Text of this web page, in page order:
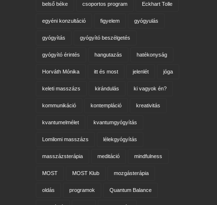
belső béke csoportos program Eckhart Tolle
egyéni konzultáció figyelem gyógyulás
gyógyítás gyógyító beszélgetés
gyógyító érintés hangutazás hatékonyság
Horváth Mónika itt és most jelenlét jóga
keleti masszázs kirándulás ki vagyok én?
kommunikáció kontempláció kreativitás
kvantumelmélet kvantumgyógyítás
Lomilomi masszázs lélekgyógyítás
masszázsterápia meditáció mindfulness
MOST MOST Klub mozgásterápia
oldás programok Quantum Balance